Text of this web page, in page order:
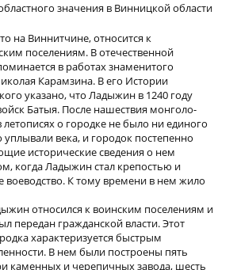
значения в Винницкой области
на Виннитчине, относится к
поселениям. В отечественной
в работах знаменитого
Карамзина. В его Истории
указано, что Ладыжин в 1240 году
Батыя. После нашествия монголо-
летописях о городке не было ни единого
века, и городок постепенно
исторические сведения о нем
когда Ладыжин стал крепостью и
воеводство. К тому времени в нем жило
относился к воинским поселениям и
передан гражданской власти. Этот
характеризуется быстрым
В нем были построены пять
каменных и черепичных завода, шесть